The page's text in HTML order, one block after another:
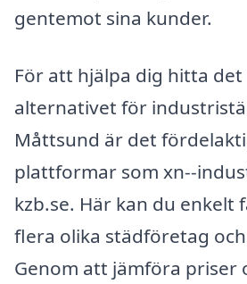
gentemot sina kunder.
För att hjälpa dig hitta det
alternativet för
Måttsund är det
plattformar som xn--
kzb.se. Här kan du enkelt
flera olika städföretag
Genom att jämföra priser